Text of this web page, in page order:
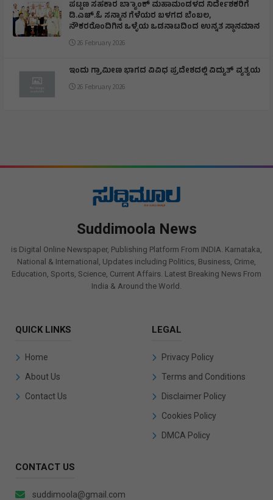
ಪಟ್ಟಣ ಸಹಕಾರ ಬ್ಯಾಾಂಕ್ ಮಹಾಮಂಡಳದ ನಿರ್ದೇಶಕರಿಗೆ
ಡಿ.ಎಚ್.ಓ ಸನ್ಮಾನ ಗೆಳೆಯರ ಬಳಗದ ಬೆಂಬಲ,
ನೌಕರರೊಂದಿಗಿನ ಒಳ್ಳೆಯ ಒಡನಾಟದಿಂದ ಉನ್ನತ ಸ್ಥಾನಮಾನ
26 February 2026
ಇಂದು ಗ್ರಾಮೀಣ ಭಾಗದ ವಿವಿಧ ಪ್ರದೇಶದಲ್ಲಿ ವಿದ್ಯುತ್ ವ್ಯತ್ಯಯ
26 February 2026
Suddimoola News
is Digital Online Newspaper, Publishing Platform From INDIA. Karnataka,
National & International, Updates including Politics, Business, Crime,
Education, Sports, Science, Current Affairs. Latest Breaking News From
India & Around the World.
QUICK LINKS
Home
About Us
Contact Us
LEGAL
Privacy Policy
Terms and Conditions
Disclaimer Policy
Cookies Policy
DMCA Policy
CONTACT US
suddimoola@gmail.com